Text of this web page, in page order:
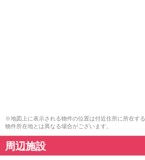
※地図上に表示される物件の位置は付近住所に所在す
物件所在地とは異なる場合がございます。
周辺施設